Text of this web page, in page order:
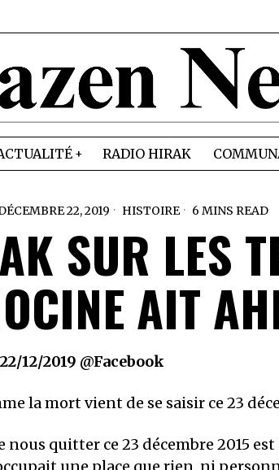
RADIO HIRAK
22, 2019 HISTOIRE 6 MINS READ
SUR LES
AIT
22/12/2019 @Facebook
la mort vient de se saisir ce 23
nous quitter ce 23 décembre 2015
une place que rien, ni